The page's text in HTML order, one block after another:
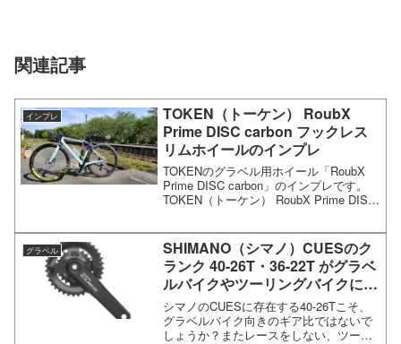
関連記事
インプレ
TOKEN（トーケン） RoubX
Prime DISC carbon フックレス
リムホイールのインプレ
TOKENのグラベル用ホイール「RoubX
Prime DISC carbon」のインプレです。
TOKEN（トーケン） RoubX Prime DISC
レTOKEN（トーケン） RoubX Pr...
グラベル
SHIMANO（シマノ）CUESのク
ランク 40-26T・36-22T がグラベ
ルバイクやツーリングバイクに最
高かもしれない
シマノのCUESに存在する40-26Tこそ、
グラベルバイク向きのギア比ではないで
しょうか？またレースをしない、ツーリ